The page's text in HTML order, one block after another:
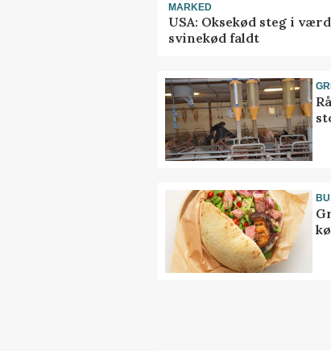
MARKED
USA: Oksekød steg i
svinekød faldt